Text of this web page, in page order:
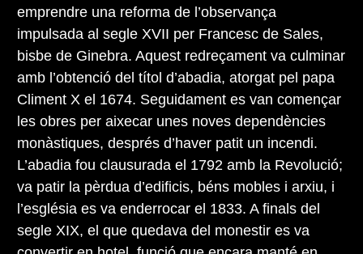
emprendre una reforma de l’observança
impulsada al segle XVII per Francesc de Sales,
bisbe de Ginebra. Aquest redreçament va culminar
amb l’obtenció del títol d’abadia, atorgat pel papa
Climent X el 1674. Seguidament es van començar
les obres per aixecar unes noves dependències
monàstiques, després d’haver patit un incendi.
L’abadia fou clausurada el 1792 amb la Revolució;
va patir la pèrdua d’edificis, béns mobles i arxiu, i
l’església es va enderrocar el 1833. A finals del
segle XIX, el que quedava del monestir es va